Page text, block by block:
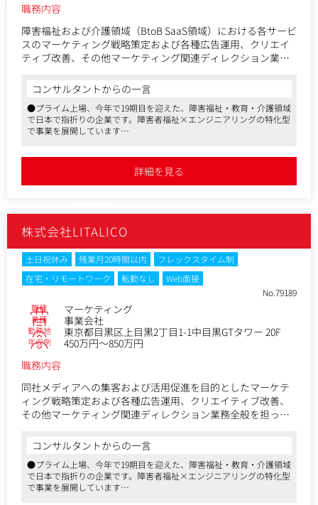
BtoBマーケティングはまだ歴史が浅く、成功事例は多くあり
ません。BtoBサービスの導入においては、同一企業に所属す
る複数のステークホルダーから承認を得ることが必要です。
しかし、役割や立場が変われば、提供すべき情報が異なりま
す。
像し、そのペルソナが求めている情報と、当社から伝えたい
内容をうまく掛け合わせた訴求を検討、言語化し、形にして
いくことが求められます。まずは、ターゲットに関する情報
をコツコツと収集し、各部門やグループと連携しながらコン
以上を掛けてコンテンツを作り上げることもありますが、最
終的に形になり顧客に価値が届いたときにはやりがいを感じ
ます。
職務内容
障害福祉および介護領域（BtoB SaaS領域）における各サービ
スのマーケティング戦略策定および各種広告運用、クリエイ
ティブ改善、その他マーケティング関連ディレクション業務
福祉事業者の経営課題に向き合い、経営改善のためのコンサ
ルティングを行うため、マーケティングはその「入り口」と
なります。マーケ・セールス・カスタマーサクセスのいわゆ
るThe Model型の組織体制において、ビジネスプロセスの全体
ースのためのあらゆる手立てを投下しますが、その推進者と
しての役割を期待します。
・立案した戦略および戦術を遂行するため、関係部署を巻き
込んだ施策の実行
・オンライン/オフラインイベントの企画および結果の振返り
をとおしたPDCA
・ディスプレイバナー、テキスト、LPなどのクリエイティブ
・マーケティング、数字分析（販売計画・予算・経費管
理）、資料作成（プロモーション概要資料など）
・ブランド価値向上の施策立案と実施
・週次・月次でのレポーティング
※年間の戦略に基づき、他部署チームとの連携を取りながら
各種施策の実行をお任せします。事業の創造および更なる発
展を、チームとして運営できる方をお迎えしたいと考えてい
▼入社後の研修・教育体制入社初日は各種制度、社内システ
ムのご案内をはじめ、会社全体の説明を通してドメインへの
理解を深めていただく座学研修を予定しています。その後はO
コンサルタントからの一言
●プライム上場、今年で19期目を迎えた、障害福祉・教育・介護領域
で日本で指折りの企業です。障害者福祉×エンジニアリングの特化型
で事業を展開しています
ツ制作に携わっていただく予定です。同社には複数のコンテンツがあ
り、横断してキャリアアップも可能です
●テレワーク自由、副業可能、フルフレックスタイム制、キャリアチ
詳細を見る
株式会社LITALICO
土日祝休み 残業月20時間以内
フレックスタイム制
在宅・リモートワーク
転勤なし
Web面接
No.79189
職種 マーケティング
業種 事業会社
勤務地 東京都目黒区上目黒2丁目1-1中目黒GTタワー 20F
年収例
450万円～850万円
職務内容
同社メディアへの集客および活用促進を目的としたマーケテ
ィング戦略策定および各種広告運用、クリエイティブ改善、
その他マーケティング関連ディレクション業務全般を担って
単にメディアへのtoCユーザーの誘因を目的とするのみなら
ず、PdM・toBマーケ・セールス・カスタマーサクセスなどの
隣接組織と強調しながら、メディアプラットフォームを中核
とした当事者課題の解決解消に向けたマッチング機会の最大
コンサルタントからの一言
●プライム上場、今年で19期目を迎えた、障害福祉・教育・介護領域
で日本で指折りの企業です。障害者福祉×エンジニアリングの特化型
で事業を展開しています